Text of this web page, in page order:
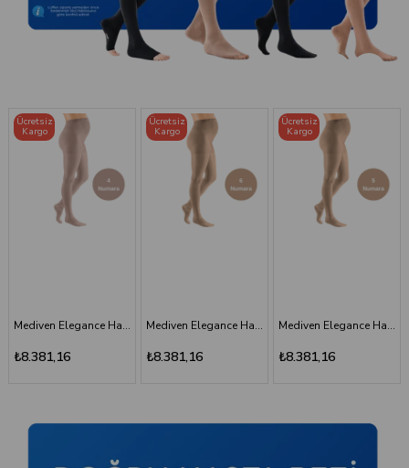
Mediven Elegance Hamile Varis Çorabı - CCL2 - Burnu Kapalı - Bej - 6 Numara - Kısa (Petite)
₺8.381,16
Ücretsiz
Kargo
Mediven Elegance Hamile Varis Çorabı - CCL2 - Burnu Kapalı - Bej - 5 Numara - Kısa (Petite)
₺8.381,16
Ücretsiz
Kargo
Mediven Elegance Hamile Varis Çorabı - CCL2 - Burnu Kapalı - Kaşmir - 3 Numara
₺8.381,16
Ücretsiz
Kargo